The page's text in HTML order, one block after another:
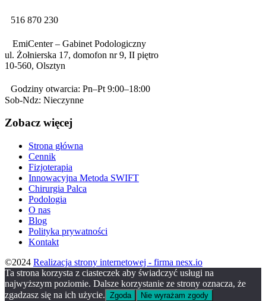
516 870 230
EmiCenter – Gabinet Podologiczny
ul. Żołnierska 17, domofon nr 9, II piętro
10-560, Olsztyn
Godziny otwarcia: Pn–Pt 9:00–18:00
Sob-Ndz: Nieczynne
Zobacz więcej
Strona główna
Cennik
Fizjoterapia
Innowacyjna Metoda SWIFT
Chirurgia Palca
Podologia
O nas
Blog
Polityka prywatności
Kontakt
©2024 Realizacja strony internetowej - firma nesx.io
Ta strona korzysta z ciasteczek aby świadczyć usługi na
najwyższym poziomie. Dalsze korzystanie ze strony oznacza, że
zgadzasz się na ich użycie. Zgoda Nie wyrażam zgody